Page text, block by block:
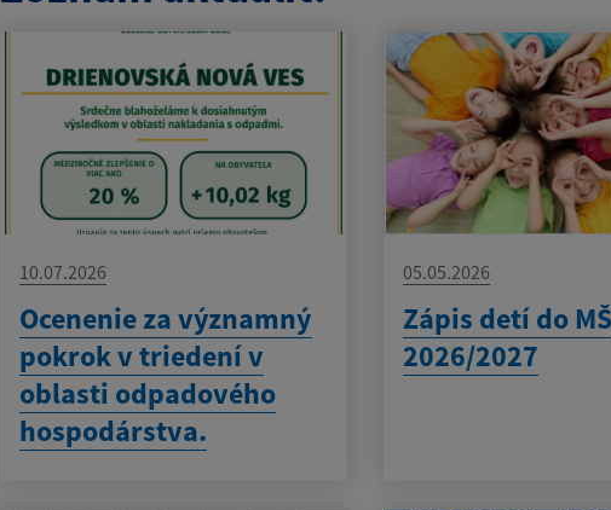
10.07.2026
Ocenenie za významný
pokrok v triedení v
oblasti odpadového
hospodárstva.
05.05.2026
Zápis detí do MŠ
2026/2027